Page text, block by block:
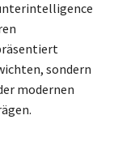
sondern
modernen